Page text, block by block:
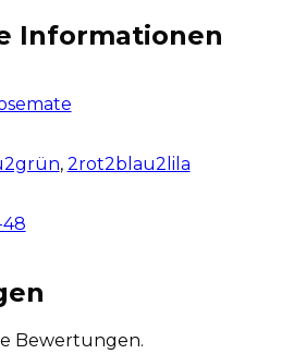
Informationen
, 2rot2blau2lila
Bewertungen.